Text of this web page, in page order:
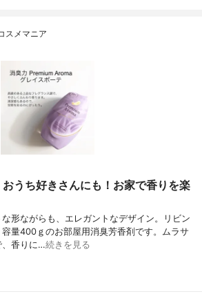
スメマニア
うち好きさんにも！お家で香りを楽
形ながらも、エレガントなデザイン。リビン
量400ｇのお部屋用消臭芳香剤です。ムラサ
、香りに…続きを見る